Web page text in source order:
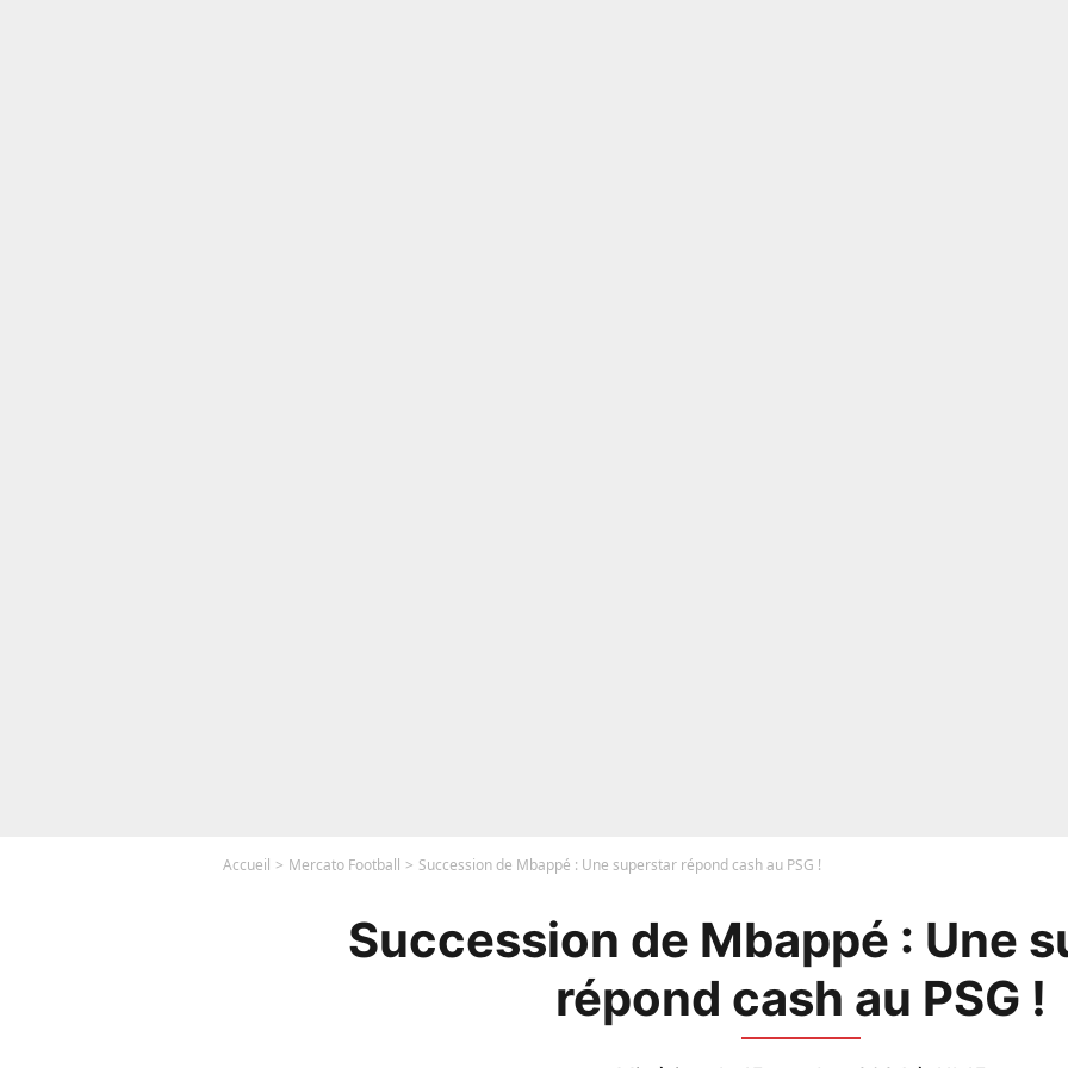
Accueil Mercato Football Succession de Mbappé : Une superstar répond cash au PSG !
Succession de Mbappé : Une
répond cash au PSG !